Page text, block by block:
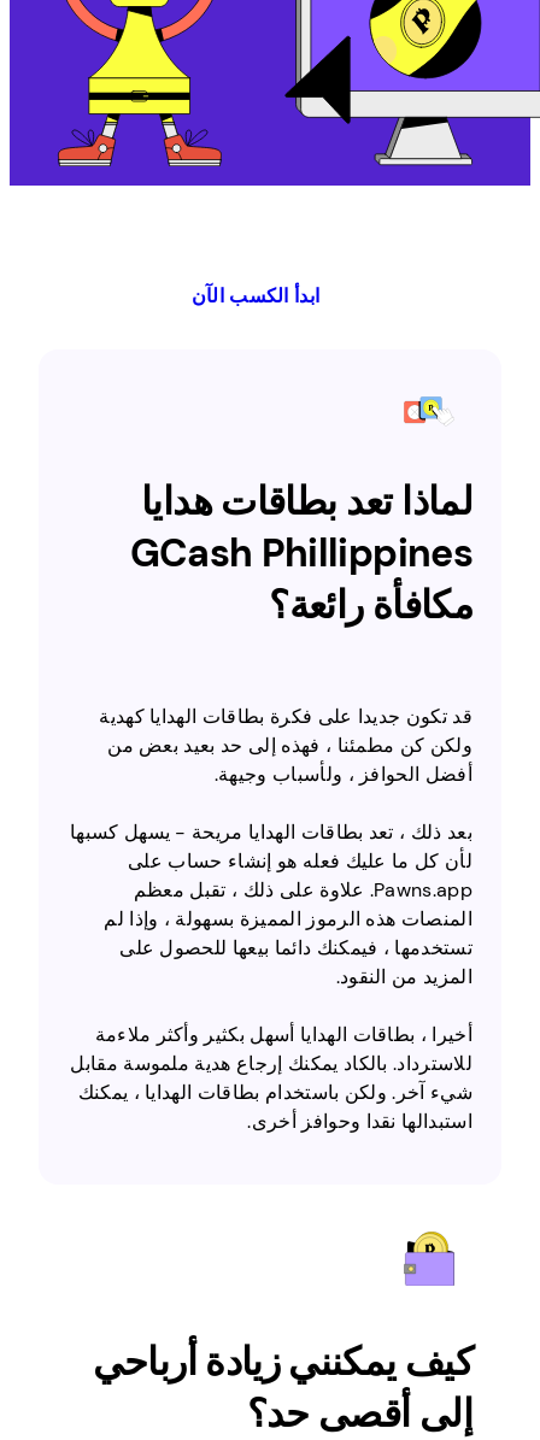
ابدأ الكسب الآن
لماذا تعد بطاقات هدايا
GCash Phillippines
مكافأة رائعة؟
قد تكون جديدا على فكرة بطاقات الهدايا كهدية
ولكن كن مطمئنا ، فهذه إلى حد بعيد بعض من
أفضل الحوافز ، ولأسباب وجيهة.
بعد ذلك ، تعد بطاقات الهدايا مريحة - يسهل كسبها
لأن كل ما عليك فعله هو إنشاء حساب على
Pawns.app. علاوة على ذلك ، تقبل معظم
المنصات هذه الرموز المميزة بسهولة ، وإذا لم
تستخدمها ، فيمكنك دائما بيعها للحصول على
المزيد من النقود.
أخيرا ، بطاقات الهدايا أسهل بكثير وأكثر ملاءمة
للاسترداد. بالكاد يمكنك إرجاع هدية ملموسة مقابل
شيء آخر. ولكن باستخدام بطاقات الهدايا ، يمكنك
استبدالها نقدا وحوافز أخرى.
كيف يمكنني زيادة أرباحي
إلى أقصى حد؟